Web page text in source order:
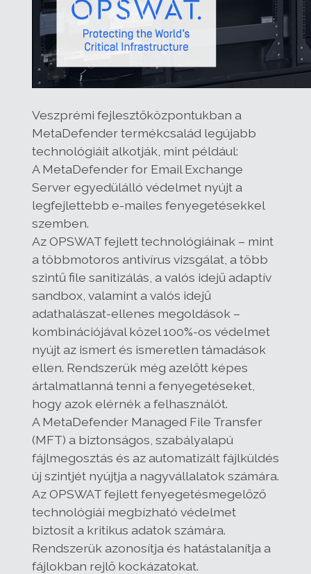
Veszprémi fejlesztőközpontukban a
MetaDefender termékcsalád legújabb
technológiáit alkotják, mint például:
A MetaDefender for Email Exchange
Server egyedülálló védelmet nyújt a
legfejlettebb e-mailes fenyegetésekkel
szemben.
Az OPSWAT fejlett technológiáinak – mint
a többmotoros antivírus vizsgálat, a több
szintű file sanitizálás, a valós idejű adaptív
sandbox, valamint a valós idejű
adathalászat-ellenes megoldások –
kombinációjával közel 100%-os védelmet
nyújt az ismert és ismeretlen támadások
ellen. Rendszerük még azelőtt képes
ártalmatlanná tenni a fenyegetéseket,
hogy azok elérnék a felhasználót.
A MetaDefender Managed File Transfer
(MFT) a biztonságos, szabályalapú
fájlmegosztás és az automatizált fájlküldés
új szintjét nyújtja a nagyvállalatok számára.
Az OPSWAT fejlett fenyegetésmegelőző
technológiái megbízható védelmet
biztosít a kritikus adatok számára.
Rendszerük azonosítja és hatástalanítja a
fájlokban rejlő kockázatokat.